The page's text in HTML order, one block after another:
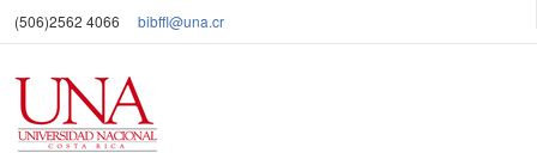
(506)2562 4066 bibffl@una.cr